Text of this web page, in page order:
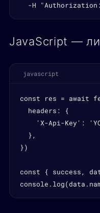
-H
JavaScript —
javascript
const res = await
  headers: {
'X-Api-Key':
  },
})
const { success,